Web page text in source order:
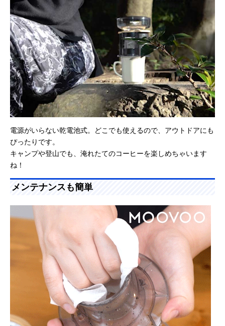
電源がいらない乾電池式。どこでも使えるので、アウトドアにも
ぴったりです。
キャンプや登山でも、淹れたてのコーヒーを楽しめちゃいます
ね！
メンテナンスも簡単